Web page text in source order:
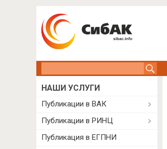
НАШИ УСЛУГИ
Публикации в ВАК
Публикации в РИНЦ
Публикация в ЕГПНИ